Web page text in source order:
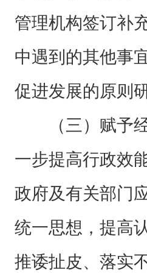
管理机构签订补
中遇到的其他事
促进发展的原则
（三）赋予经
一步提高行政效
政府及有关部门
统一思想，提高
推诿扯皮、落实